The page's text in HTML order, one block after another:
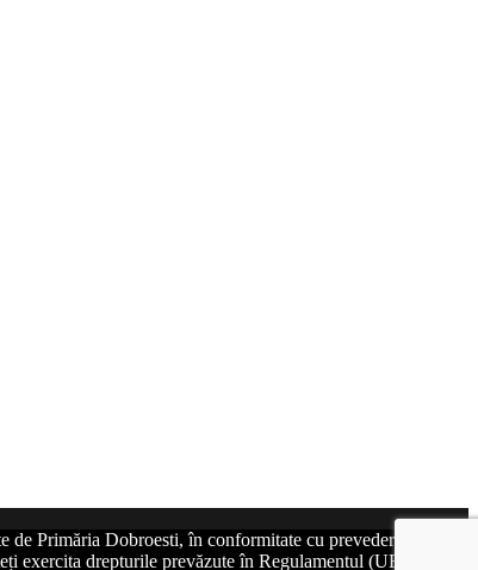
Primăria Dobroesti, în conformitate cu prevederile art. 6
drepturile prevăzute în Regulamentul (UE)